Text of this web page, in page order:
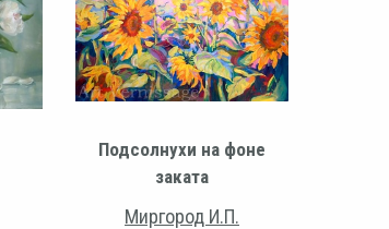
Подсолнухи на фоне
заката
Миргород И.П.